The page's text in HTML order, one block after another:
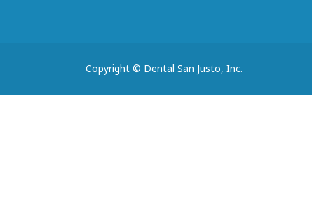
Copyright © Dental San Justo, Inc.